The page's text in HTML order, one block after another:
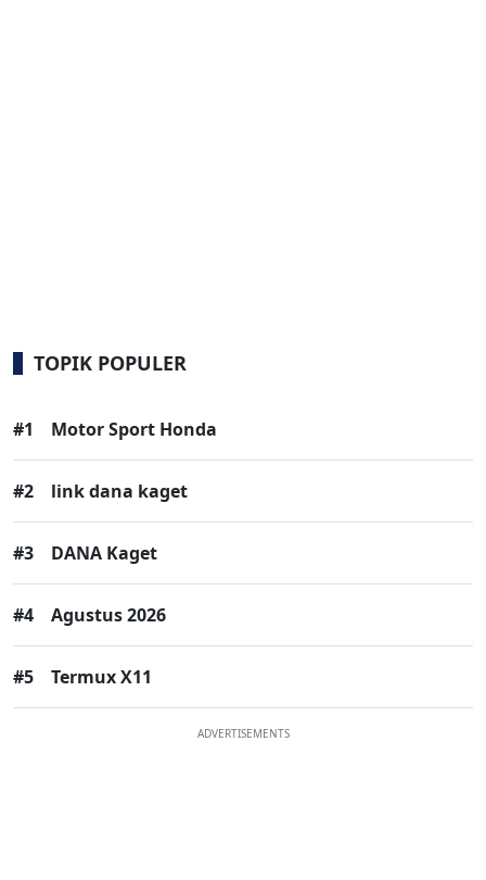
TOPIK POPULER
#1 Motor Sport Honda
#2 link dana kaget
#3 DANA Kaget
#4 Agustus 2026
#5 Termux X11
ADVERTISEMENTS